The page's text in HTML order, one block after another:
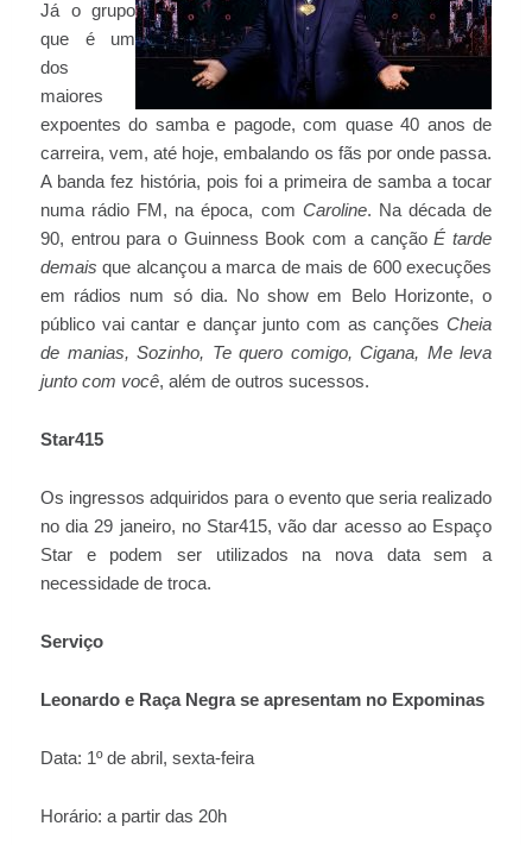
Já o grupo
que é um
dos
maiores
expoentes do samba e pagode, com quase 40 anos de
carreira, vem, até hoje, embalando os fãs por onde passa.
A banda fez história, pois foi a primeira de samba a tocar
numa rádio FM, na época, com Caroline. Na década de
90, entrou para o Guinness Book com a cançãoÉ tarde
demais que alcançou a marca de mais de 600 execuções
em rádios num só dia. No show em Belo Horizonte, o
público vai cantar e dançar junto com as canções Cheia
de manias, Sozinho, Te quero comigo, Cigana, Me leva
junto com você, além de outros sucessos.
Star415
Os ingressos adquiridos para o evento que seria realizado
no dia 29 janeiro, no Star415, vão dar acesso ao Espaço
Star e podem ser utilizados na nova data sem a
necessidade de troca.
Serviço
Leonardo e Raça Negrase apresentam no Expominas
Data: 1º de abril, sexta-feira
Horário: a partir das 20h